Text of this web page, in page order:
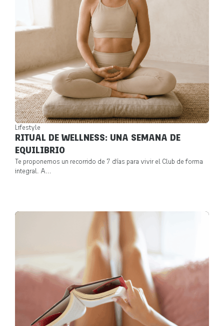
Lifestyle
RITUAL DE WELLNESS: UNA SEMANA DE
EQUILIBRIO
Te proponemos un recorrido de 7 días para vivir el Club de forma
integral. A...